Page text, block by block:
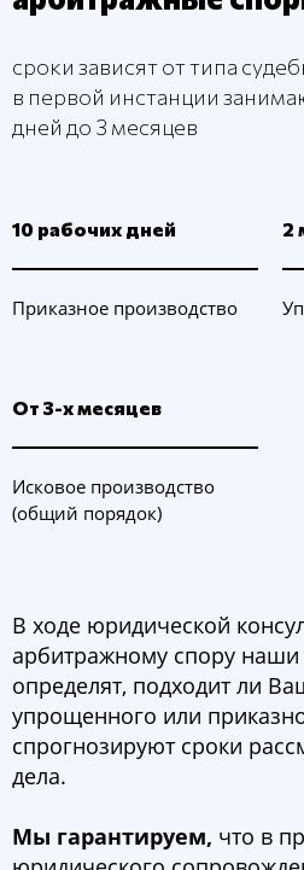
сроки зависят от типа
в первой инстанции
дней до 3 месяцев
10 рабочих дней
Приказное производство
2
От 3-х месяцев
Исковое производство
(общий порядок)
В ходе юридической
арбитражному спору наши
определят, подходит ли
упрощенного или
спрогнозируют сроки
дела.
Мы гарантируем, что в